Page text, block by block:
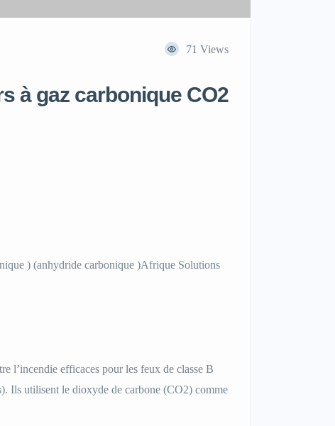
71 Views
à gaz carbonique CO2
) (anhydride carbonique )Afrique Solutions
l’incendie efficaces pour les feux de classe B
Ils utilisent le dioxyde de carbone (CO2) comme